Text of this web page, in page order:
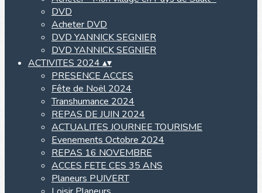
DVD
Acheter DVD
DVD YANNICK SEGNIER
DVD YANNICK SEGNIER
ACTIVITES 2024 ▴▾
PRESENCE ACCES
Fête de Noël 2024
Transhumance 2024
REPAS DE JUIN 2024
ACTUALITES JOURNEE TOURISME
Evenements Octobre 2024
REPAS 16 NOVEMBRE
ACCES FETE CES 35 ANS
Planeurs PUIVERT